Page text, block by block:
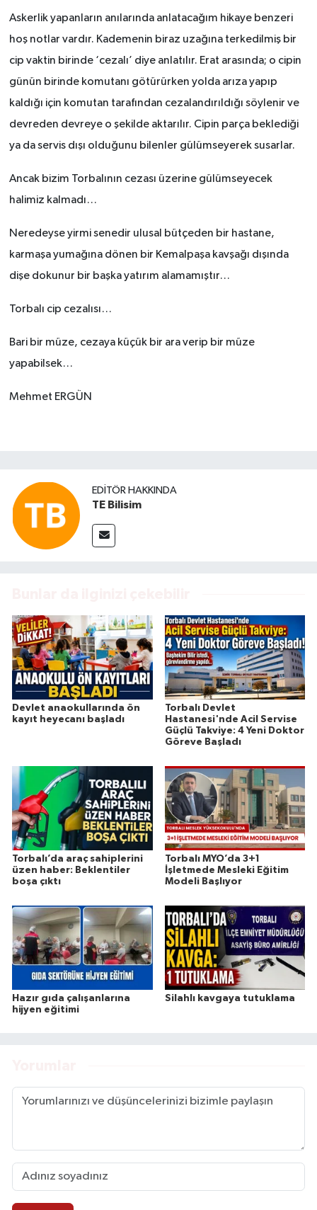
Askerlik yapanların anılarında anlatacağım hikaye benzeri
hoş notlar vardır. Kademenin biraz uzağına terkedilmiş bir
cip vaktin birinde ‘cezalı’ diye anlatılır. Erat arasında; o cipin
günün birinde komutanı götürürken yolda arıza yapıp
kaldığı için komutan tarafından cezalandırıldığı söylenir ve
devreden devreye o şekilde aktarılır. Cipin parça beklediği
ya da servis dışı olduğunu bilenler gülümseyerek susarlar.
Ancak bizim Torbalının cezası üzerine gülümseyecek
halimiz kalmadı…
Neredeyse yirmi senedir ulusal bütçeden bir hastane,
karmaşa yumağına dönen bir Kemalpaşa kavşağı dışında
dişe dokunur bir başka yatırım alamamıştır…
Torbalı cip cezalısı…
Bari bir müze, cezaya küçük bir ara verip bir müze
yapabilsek…
Mehmet ERGÜN
EDITÖR HAKKINDA
TE Bilisim
Devlet anaokullarında ön
kayıt heyecanı başladı
Torbalı Devlet
Hastanesi'nde Acil Servise
Güçlü Takviye: 4 Yeni Doktor
Göreve Başladı
Torbalı’da araç sahiplerini
üzen haber: Beklentiler
boşa çıktı
Torbalı MYO’da 3+1
İşletmede Mesleki Eğitim
Modeli Başlıyor
Hazır gıda çalışanlarına
hijyen eğitimi
Silahlı kavgaya tutuklama